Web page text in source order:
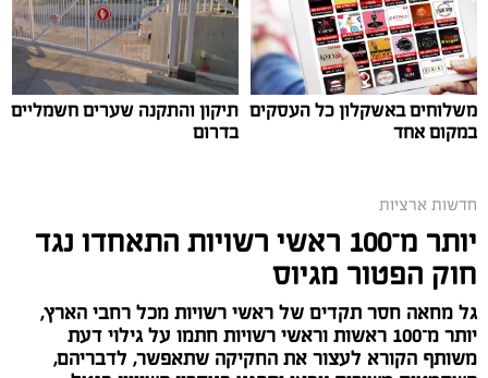
משלוחים באשקלון כל העסקים
במקום אחד
תיקון והתקנה שערים חשמליים
בדרום
חדשות ארציות
יותר מ־100 ראשי רשויות התאחדו נגד
חוק הפטור מגיוס
גל מחאה חסר תקדים של ראשי רשויות מכל רחבי הארץ,
יותר מ־100 ראשות וראשי רשויות חתמו על גילוי דעת
משותף הקורא לעצור את החקיקה שתאפשר, לדבריהם,